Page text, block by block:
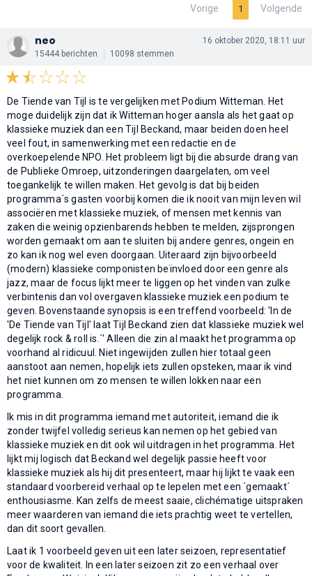
Vorige 1 Volgende
neo
15444 berichten 10098 stemmen
16 oktober 2020, 18:11 uur
De Tiende van Tijl is te vergelijken met Podium Witteman. Het
moge duidelijk zijn dat ik Witteman hoger aansla als het gaat op
klassieke muziek dan een Tijl Beckand, maar beiden doen heel
veel fout, in samenwerking met een redactie en de
overkoepelende NPO. Het probleem ligt bij die absurde drang van
de Publieke Omroep, uitzonderingen daargelaten, om veel
toegankelijk te willen maken. Het gevolg is dat bij beiden
programma´s gasten voorbij komen die ik nooit van mijn leven wil
associëren met klassieke muziek, of mensen met kennis van
zaken die weinig opzienbarends hebben te melden, zijsprongen
worden gemaakt om aan te sluiten bij andere genres, ongein en
zo kan ik nog wel even doorgaan. Uiteraard zijn bijvoorbeeld
(modern) klassieke componisten beïnvloed door een genre als
jazz, maar de focus lijkt meer te liggen op het vinden van zulke
verbintenis dan vol overgaven klassieke muziek een podium te
geven. Bovenstaande synopsis is een treffend voorbeeld: 'In de
'De Tiende van Tijl' laat Tijl Beckand zien dat klassieke muziek wel
degelijk rock & roll is.´' Alleen die zin al maakt het programma op
voorhand al ridicuul. Niet ingewijden zullen hier totaal geen
aanstoot aan nemen, hopelijk iets zullen opsteken, maar ik vind
het niet kunnen om zo mensen te willen lokken naar een
programma.
Ik mis in dit programma iemand met autoriteit, iemand die ik
zonder twijfel volledig serieus kan nemen op het gebied van
klassieke muziek en dit ook wil uitdragen in het programma. Het
lijkt mij logisch dat Beckand wel degelijk passie heeft voor
klassieke muziek als hij dit presenteert, maar hij lijkt te vaak een
standaard voorbereid verhaal op te lepelen met een ´gemaakt´
enthousiasme. Kan zelfs de meest saaie, clichématige uitspraken
meer waarderen van iemand die iets prachtig weet te vertellen,
dan dit soort gevallen.
Laat ik 1 voorbeeld geven uit een later seizoen, representatief
voor de kwaliteit. In een later seizoen zit zo een verhaal over